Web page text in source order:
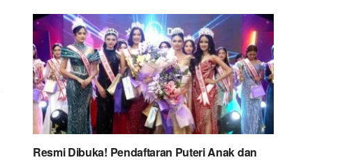
Resmi Dibuka! Pendaftaran Puteri Anak dan